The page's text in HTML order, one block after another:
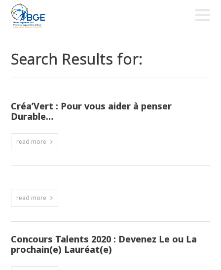
Search Results for:
Créa’Vert : Pour vous aider à penser
Durable…
read more
read more
Concours Talents 2020 : Devenez Le ou La
prochain(e) Lauréat(e)